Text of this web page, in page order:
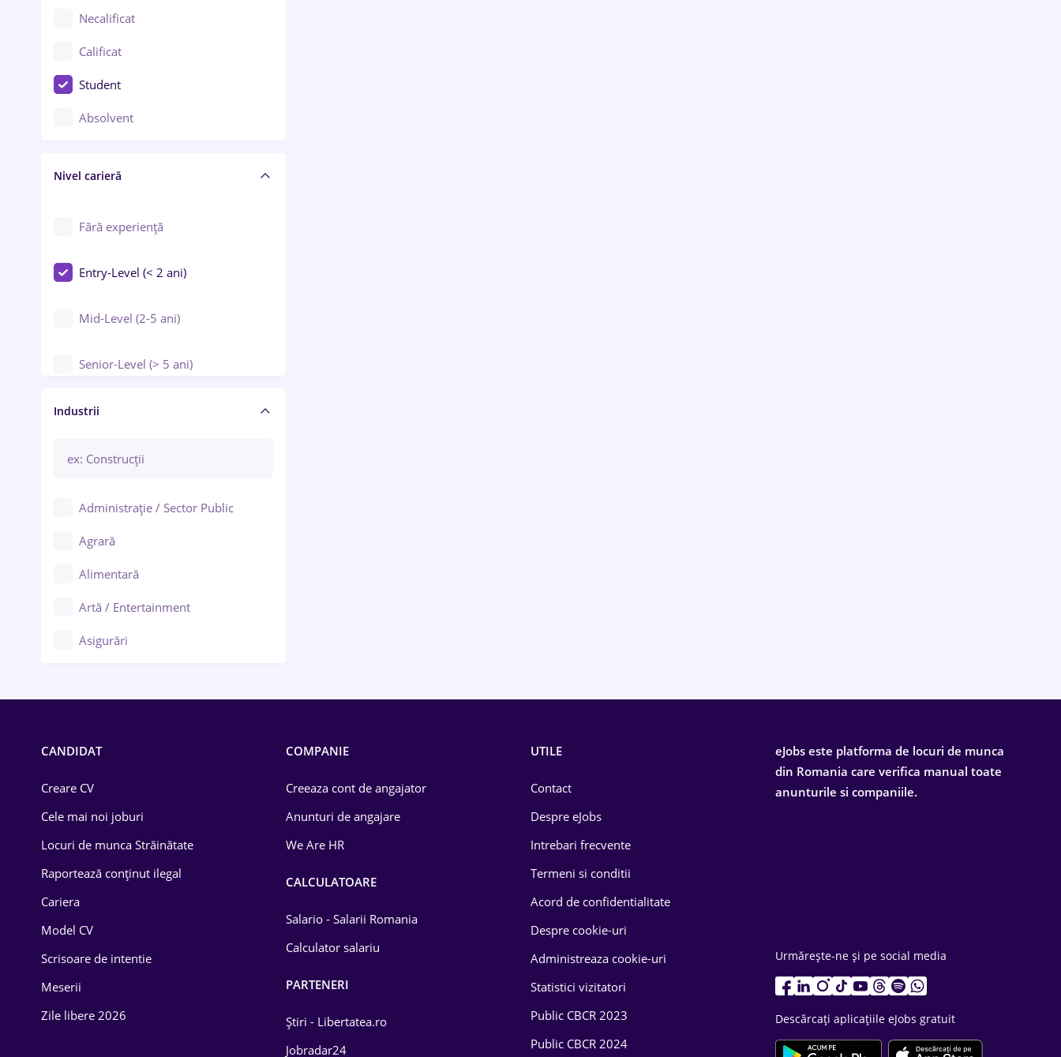
Chimie / Biochimie
Confecții / Design vestimentar
Construcții / Instalații
Controlul calității
Educație / Training / Arte
Necalificat
Calificat
Student
Absolvent
Nivel carieră
Fără experiență
Entry-Level (< 2 ani)
Mid-Level (2-5 ani)
Senior-Level (> 5 ani)
Manager / Executiv
Industrii
Administrație / Sector Public
Agrară
Alimentară
Artă / Entertainment
Asigurări
Drept
Educație / Training
Energetică
Farma
CANDIDAT
Creare CV
Cele mai noi joburi
Locuri de munca Străinătate
Raportează conținut ilegal
Cariera
Model CV
Scrisoare de intentie
Meserii
Zile libere 2026
COMPANIE
Creeaza cont de angajator
Anunturi de angajare
We Are HR
CALCULATOARE
Salario - Salarii Romania
Calculator salariu
PARTENERI
Știri - Libertatea.ro
Jobradar24
UTILE
Contact
Despre eJobs
Intrebari frecvente
Termeni si conditii
Acord de confidentialitate
Despre cookie-uri
Administreaza cookie-uri
Statistici vizitatori
Public CBCR 2023
Public CBCR 2024
eJobs este platforma de locuri de munca
din Romania care verifica manual toate
anunturile si companiile.
Urmărește-ne și pe social media
Descărcați aplicațiile eJobs gratuit